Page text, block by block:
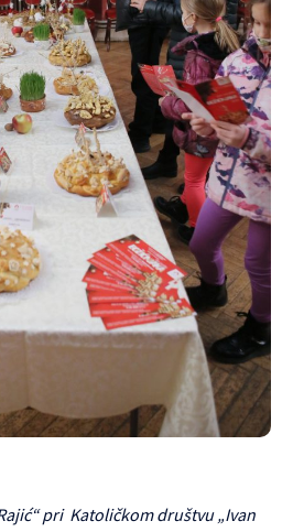
pri Katoličkom društvu „Ivan